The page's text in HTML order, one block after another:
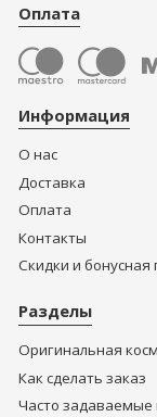
Оплата
Информация
О нас
Доставка
Оплата
Контакты
Скидки и
Разделы
Оригинальная
Как сделать заказ
Часто задаваемые